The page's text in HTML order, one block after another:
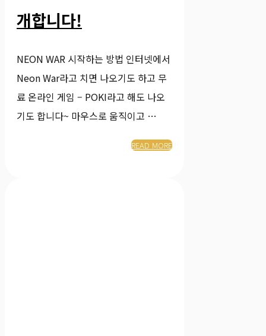
개합니다!
NEON WAR 시작하는 방법 인터넷에서
Neon War라고 치면 나오기도 하고 무
료 온라인 게임 – POKI라고 해도 나오
기도 합니다~ 마우스로 움직이고 …
READ MORE